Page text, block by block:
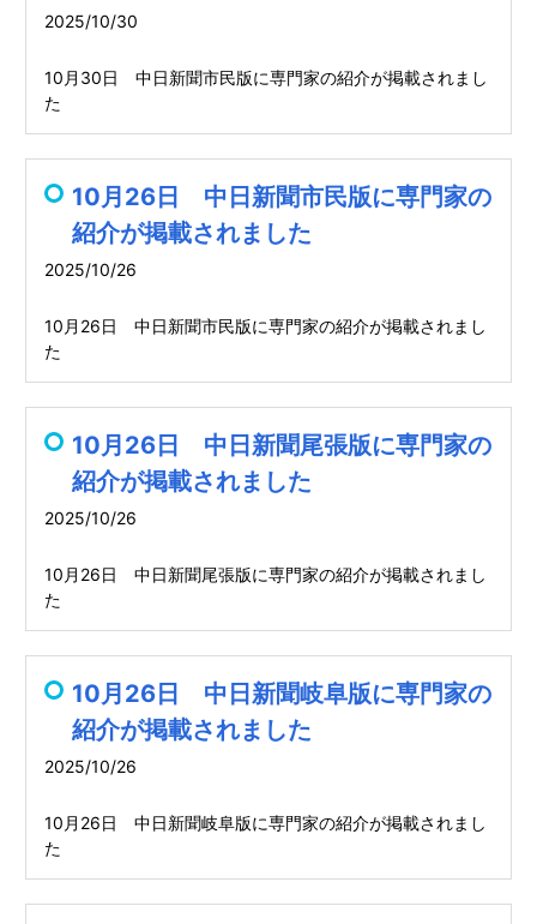
2025/10/30
10月30日 中日新聞市民版に専門家の紹介が掲載されまし
た
10月26日 中日新聞市民版に専門家の
紹介が掲載されました
2025/10/26
10月26日 中日新聞市民版に専門家の紹介が掲載されまし
た
10月26日 中日新聞尾張版に専門家の
紹介が掲載されました
2025/10/26
10月26日 中日新聞尾張版に専門家の紹介が掲載されまし
た
10月26日 中日新聞岐阜版に専門家の
紹介が掲載されました
2025/10/26
10月26日 中日新聞岐阜版に専門家の紹介が掲載されまし
た